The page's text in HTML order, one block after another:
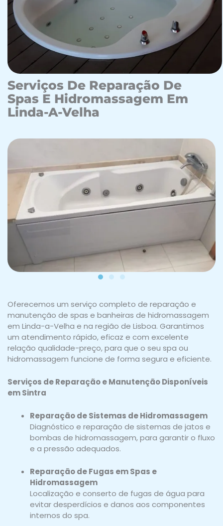
Serviços De Reparação De
Spas E Hidromassagem Em
Linda-A-Velha
Oferecemos um serviço completo de reparação e
manutenção de spas e banheiras de hidromassagem
em Linda-a-Velha e na região de Lisboa. Garantimos
um atendimento rápido, eficaz e com excelente
relação qualidade-preço, para que o seu spa ou
hidromassagem funcione de forma segura e eficiente.
Serviços de Reparação e Manutenção Disponíveis
em Sintra
Reparação de Sistemas de Hidromassagem
Diagnóstico e reparação de sistemas de jatos e
bombas de hidromassagem, para garantir o fluxo
e a pressão adequados.
Reparação de Fugas em Spas e
Hidromassagem
Localização e conserto de fugas de água para
evitar desperdícios e danos aos componentes
internos do spa.